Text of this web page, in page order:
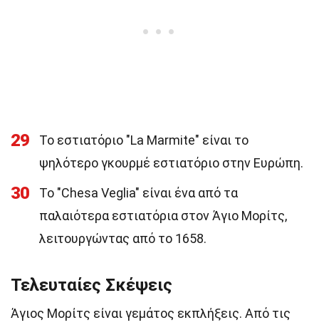
29
Το εστιατόριο "La Marmite" είναι το
ψηλότερο γκουρμέ εστιατόριο στην Ευρώπη.
30
Το "Chesa Veglia" είναι ένα από τα
παλαιότερα εστιατόρια στον Άγιο Μορίτς,
λειτουργώντας από το 1658.
Τελευταίες Σκέψεις
Άγιος Μορίτς είναι γεμάτος εκπλήξεις. Από τις